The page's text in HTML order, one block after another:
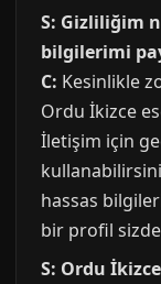
S: Gizliliğim
bilgilerimi
C: Kesinlikle
Ordu İkizce
İletişim için
hassas
bir profil
S: Ordu